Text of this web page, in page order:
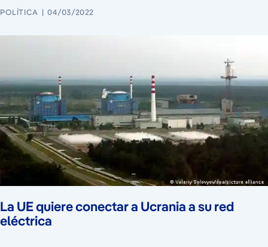
POLÍTICA 04/03/2022
La UE quiere conectar a Ucrania a su red
eléctrica